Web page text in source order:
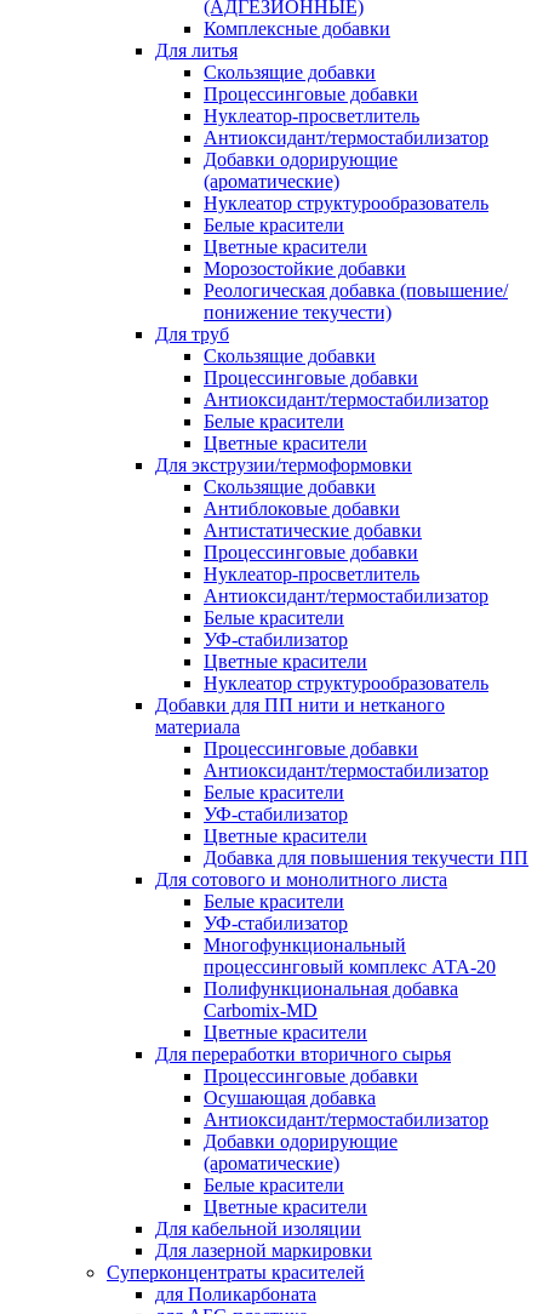
(АДГЕЗИОННЫЕ)
Комплексные добавки
Для литья
Скользящие добавки
Процессинговые добавки
Нуклеатор-просветлитель
Антиоксидант/термостабилизатор
Добавки одорирующие
(ароматические)
Нуклеатор структурообразователь
Белые красители
Цветные красители
Морозостойкие добавки
Реологическая добавка (повышение/
понижение текучести)
Для труб
Скользящие добавки
Процессинговые добавки
Антиоксидант/термостабилизатор
Белые красители
Цветные красители
Для экструзии/термоформовки
Скользящие добавки
Антиблоковые добавки
Антистатические добавки
Процессинговые добавки
Нуклеатор-просветлитель
Антиоксидант/термостабилизатор
Белые красители
УФ-стабилизатор
Цветные красители
Нуклеатор структурообразователь
Добавки для ПП нити и нетканого
материала
Процессинговые добавки
Антиоксидант/термостабилизатор
Белые красители
УФ-стабилизатор
Цветные красители
Добавка для повышения текучести ПП
Для сотового и монолитного листа
Белые красители
УФ-стабилизатор
Многофункциональный
процессинговый комплекс АТА-20
Полифункциональная добавка
Carbomix-MD
Цветные красители
Для переработки вторичного сырья
Процессинговые добавки
Осушающая добавка
Антиоксидант/термостабилизатор
Добавки одорирующие
(ароматические)
Белые красители
Цветные красители
Для кабельной изоляции
Для лазерной маркировки
Суперконцентраты красителей
для Поликарбоната